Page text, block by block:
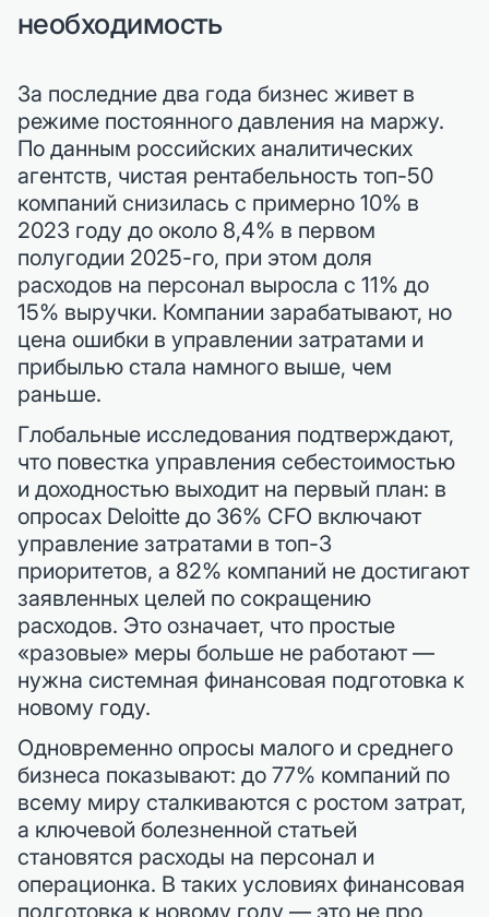
необходимость
За последние два года бизнес живет в
режиме постоянного давления на маржу.
По данным российских аналитических
агентств, чистая рентабельность топ-50
компаний снизилась с примерно 10% в
2023 году до около 8,4% в первом
полугодии 2025-го, при этом доля
расходов на персонал выросла с 11% до
15% выручки. Компании зарабатывают, но
цена ошибки в управлении затратами и
прибылью стала намного выше, чем
раньше.
Глобальные исследования подтверждают,
что повестка управления себестоимостью
и доходностью выходит на первый план: в
опросах Deloitte до 36% CFO включают
управление затратами в топ-3
приоритетов, а 82% компаний не достигают
заявленных целей по сокращению
расходов. Это означает, что простые
«разовые» меры больше не работают —
нужна системная финансовая подготовка к
новому году.
Одновременно опросы малого и среднего
бизнеса показывают: до 77% компаний по
всему миру сталкиваются с ростом затрат,
а ключевой болезненной статьей
становятся расходы на персонал и
операционка. В таких условиях финансовая
подготовка к новому году — это не про